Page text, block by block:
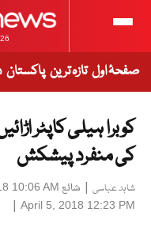
صفحۂ اول تازہ ترین پاکستان
کوبرا ہیلی کاپٹر
کی منفرد پیشکش
شاہد عباسی | شائع 10:06 AM
April 5, 2018 12:23 PM
|